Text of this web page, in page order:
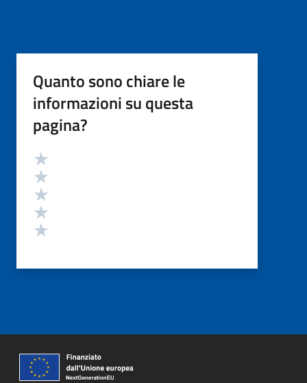
Quanto sono chiare le
informazioni su questa
pagina?
Valutazione